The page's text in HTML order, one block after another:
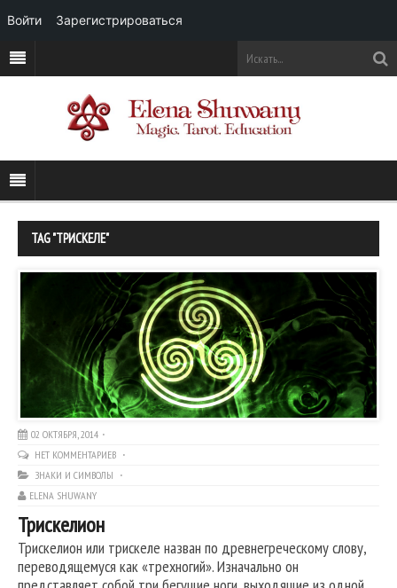
TAG "ТРИСКЕЛЕ"
02 ОКТЯБРЯ, 2014
НЕТ КОММЕНТАРИЕВ
ЗНАКИ И СИМВОЛЫ
ELENA SHUWANY
Трискелион
Трискелион или трискеле назван по древнегреческому слову,
переводящемуся как «трехногий». Изначально он
Войти Зарегистрироваться